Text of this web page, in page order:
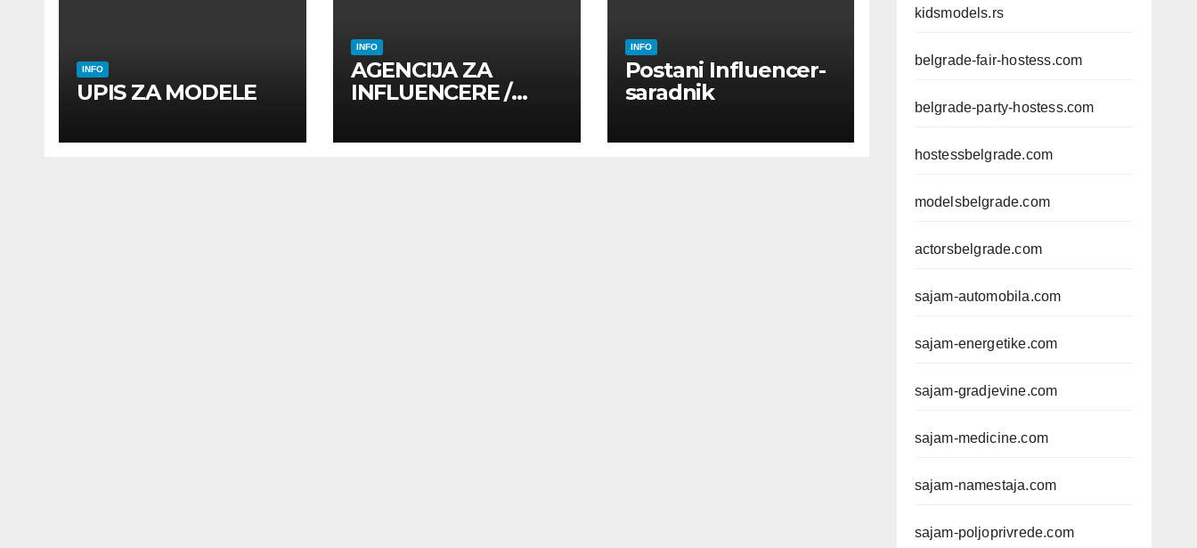
INFO
UPIS ZA MODELE
INFO
AGENCIJA ZA
INFLUENCERE /
UTICAJNE OSOBE
INFO
Postani Influencer-
saradnik
kidsmodels.rs
belgrade-fair-hostess.com
belgrade-party-hostess.com
hostessbelgrade.com
modelsbelgrade.com
actorsbelgrade.com
sajam-automobila.com
sajam-energetike.com
sajam-gradjevine.com
sajam-medicine.com
sajam-namestaja.com
sajam-poljoprivrede.com